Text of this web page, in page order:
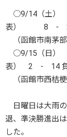
○9/14（土）
表） 8 - 2
（函館市南茅部
○9/15（日）
表） 2 - 14
（函館市西桔梗
日曜日は大雨
退、準決勝進出
した。